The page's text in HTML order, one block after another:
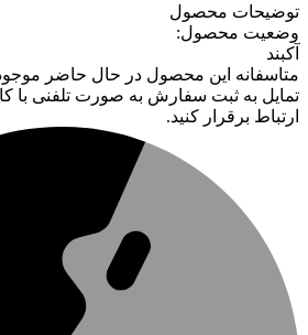
توضیحات محصول
وضعیت محصول:
آکبند
متاسفانه این محصول در حال حاضر
تمایل به ثبت سفارش به صورت تلفنی با
ارتباط برقرار کنید.